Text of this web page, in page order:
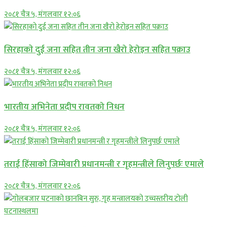
२०८१ चैत्र ५, मंगलवार १२:०६
सिरहाकाे दुई जना सहित तीन जना खैरो हेरोइन सहित पक्राउ
२०८१ चैत्र ५, मंगलवार १२:०६
भारतीय अभिनेता प्रदीप रावतको निधन
२०८१ चैत्र ५, मंगलवार १२:०६
तराई हिंसाको जिम्मेवारी प्रधानमन्त्री र गृहमन्त्रीले लिनुपर्छः एमाले
२०८१ चैत्र ५, मंगलवार १२:०६